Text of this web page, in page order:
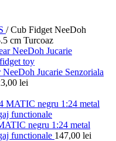
/ Cub Fidget NeeDoh
cm Turcoaz
Jucarie Senzoriala
lei
negru 1:24 metal
functionale 147,00 lei